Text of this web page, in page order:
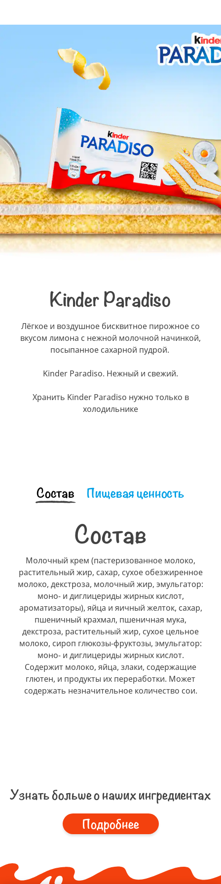
Kinder Paradiso
Лёгкое и воздушное бисквитное пирожное со
вкусом лимона с нежной молочной начинкой,
посыпанное сахарной пудрой.
Kinder Paradiso. Нежный и свежий.
Хранить Kinder Paradiso нужно только в
холодильнике
Состав Пищевая ценность
Состав
Молочный крем (пастеризованное молоко,
растительный жир, сахар, сухое обезжиренное
молоко, декстроза, молочный жир, эмульгатор:
моно- и диглицериды жирных кислот,
ароматизаторы), яйца и яичный желток, сахар,
пшеничный крахмал, пшеничная мука,
декстроза, растительный жир, сухое цельное
молоко, сироп глюкозы-фруктозы, эмульгатор:
моно- и диглицериды жирных кислот.
Содержит молоко, яйца, злаки, содержащие
глютен, и продукты их переработки. Может
содержать незначительное количество сои.
Узнать больше о наших ингредиентах
Подробнее